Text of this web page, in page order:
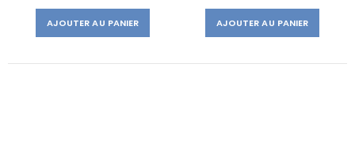
AJOUTER AU PANIER AJOUTER AU PANIER